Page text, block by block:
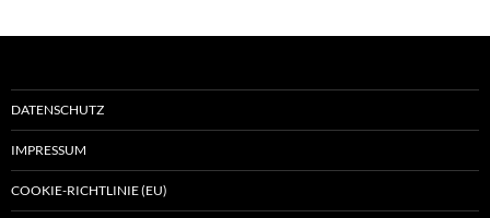
DATENSCHUTZ
IMPRESSUM
COOKIE-RICHTLINIE (EU)